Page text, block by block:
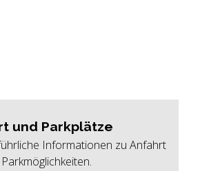
und Parkplätze
Informationen zu Anfahrt